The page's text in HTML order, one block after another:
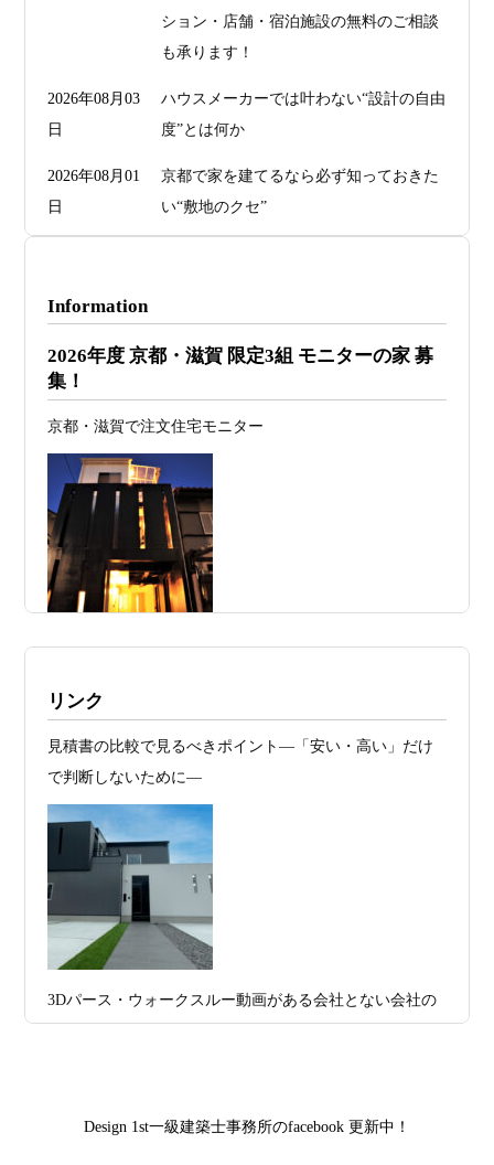
ション・店舗・宿泊施設の無料のご相談
も承ります！
2026年08月03
日
ハウスメーカーでは叶わない“設計の自由
度”とは何か
2026年08月01
日
京都で家を建てるなら必ず知っておきた
い“敷地のクセ”
日
ァーススト一級建築士事務所が考える“設
2026年07月24
旗竿地・狭小地は「土地代が安い＝お
得」ではない ―道路が狭い京都・滋賀で
こそ知っておくべき“建築費が上がる理
由”―
2026年07月23
日
予算が限られていても“美しい家”はつく
れる 削るべき場所・残すべき場所をどう
日
RC風デザインを実現するための設計戦略
デザイン住宅
2026年07月11
日
京都・滋賀で注文住宅を建てるなら、建
プラン、相談・3D設計で理想の家づくり
日
由なのか
家”を特別価格で体験できる最後のチャン
Information
2026年度 京都・滋賀 限定3組 モニターの家 募
集！
京都・滋賀で注文住宅モニター
施工例・京都市北区・ハイクラスの家1UP
多数お問合せありがとうございました。2021～
2025年度 京都・滋賀の注文住宅モニター募
お問合せ有難う御座いました。京都市北区I様,京都市中京
区K様,京都市右京区S様,滋賀県大津市T様,京都市中京区A
様,京都市山科区E様,滋賀県大津市S様,滋賀県草津市D様,
京都市中京区M様,京都市北区M様,京都市上京区T様,京都
市中京区E様,滋賀県大津市T様,滋賀県大津市A様,京都市
山科区Y様,京都市中京区I様,京都市山科区D様,滋賀県草津
市S様,京都市北区A様,京都府宇治市I様,京都市中京区N様,
京区H様,京都府宇治市M様,京都市中京区I様,京都府宇治市
リンク
見積書の比較で見るべきポイント―「安い・高い」だけ
で判断しないために―
3Dパース・ウォークスルー動画がある会社とない会社の
Design 1st一級建築士事務所のfacebook 更新中！